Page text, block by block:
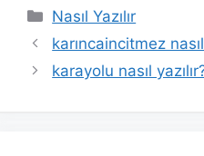
Kategoriler
Nasıl Yazılır
karıncaincitmez nasıl
karayolu nasıl